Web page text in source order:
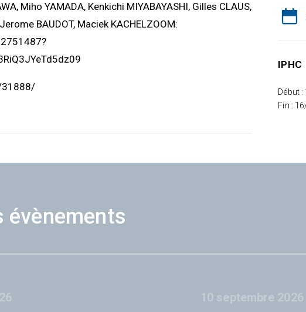
Miho YAMADA, Kenkichi MIYABAYASHI, Gilles CLAUS,
BAUDOT, Maciek KACHELZOOM:
31888/
IPHC
Début
Fin :
évènements
10 septembre 2026